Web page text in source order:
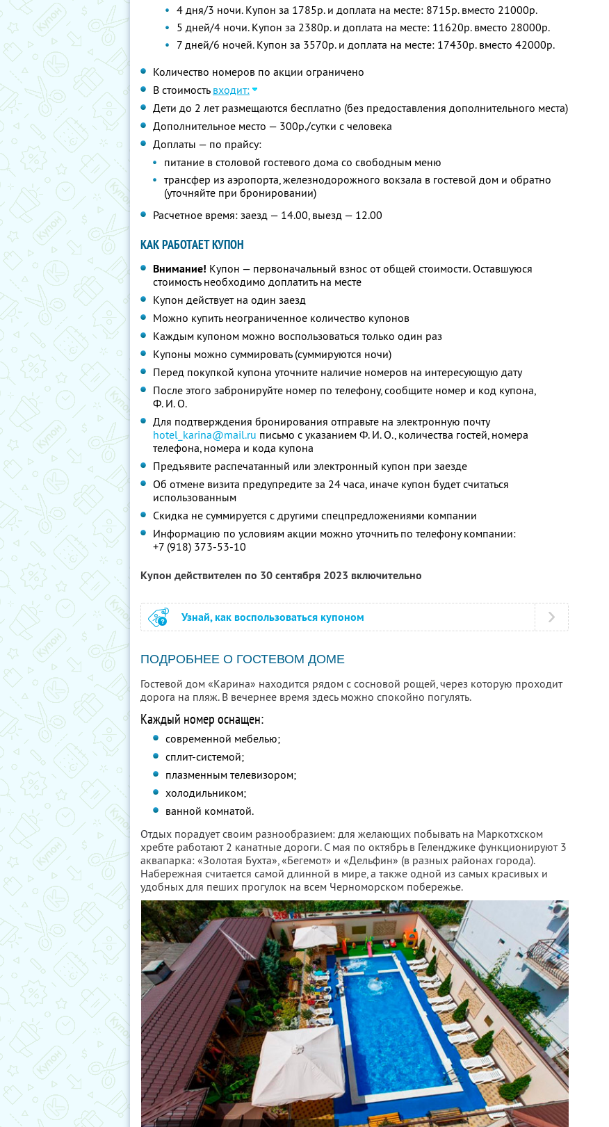
4 дня/3 ночи. Купон за 1785р. и доплата на месте: 8715р. вместо 21000р.
5 дней/4 ночи. Купон за 2380р. и доплата на месте: 11620р. вместо 28000р.
7 дней/6 ночей. Купон за 3570р. и доплата на месте: 17430р. вместо 42000р.
Количество номеров по акции ограничено
В стоимость входит:
Дети до 2 лет размещаются бесплатно (без предоставления дополнительного места)
Дополнительное место — 300р./сутки с человека
Доплаты — по прайсу:
питание в столовой гостевого дома со свободным меню
трансфер из аэропорта, железнодорожного вокзала в гостевой дом и обратно
(уточняйте при бронировании)
Расчетное время: заезд — 14.00, выезд — 12.00
КАК РАБОТАЕТ КУПОН
Внимание! Купон — первоначальный взнос от общей стоимости. Оставшуюся
стоимость необходимо доплатить на месте
Купон действует на один заезд
Можно купить неограниченное количество купонов
Каждым купоном можно воспользоваться только один раз
Купоны можно суммировать (суммируются ночи)
Перед покупкой купона уточните наличие номеров на интересующую дату
После этого забронируйте номер по телефону, сообщите номер и код купона,
Ф. И. О.
Для подтверждения бронирования отправьте на электронную почту
hotel_karina@mail.ru письмо с указанием Ф. И. О.,количества гостей, номера
телефона, номера и кода купона
Предъявите распечатанный или электронный купон при заезде
Об отмене визита предупредите за 24 часа, иначе купон будет считаться
использованным
Скидка не суммируется с другими спецпредложениями компании
Информацию по условиям акции можно уточнить по телефону компании:
+7 (918) 373-53-10
Купон действителен по 30 сентября 2023 включительно
Узнай, как воспользоваться купоном
ПОДРОБНЕЕ О ГОСТЕВОМ ДОМЕ
Гостевой дом «Карина» находится рядом с сосновой рощей, через которую проходит
дорога на пляж. В вечернее время здесь можно спокойно погулять.
Каждый номер оснащен:
современной мебелью;
cплит-системой;
плазменным телевизором;
холодильником;
ванной комнатой.
Отдых порадует своим разнообразием: для желающих побывать на Маркотхском
хребте работают 2 канатные дороги. С мая по октябрь в Геленджике функционируют 3
аквапарка: «Золотая Бухта», «Бегемот» и «Дельфин» (в разных районах города).
Набережная считается самой длинной в мире, а также одной из самых красивых и
удобных для пеших прогулок на всем Черноморском побережье.